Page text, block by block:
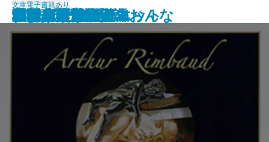
浮雲
卍(まんじ)
デミアン
車輪の下
道草
十五少年漂流記
小川未明童話集
ロミオとジュリエット
蓼喰う虫
虞美人草
文庫電子書籍あり
ランボー詩集
愛する人達
津軽
猫と庄造と二人のおんな
田園の憂鬱
吉野葛・盲目物語
オセロー
ガリヴァ旅行記
ふらんす物語
ボードレール詩集